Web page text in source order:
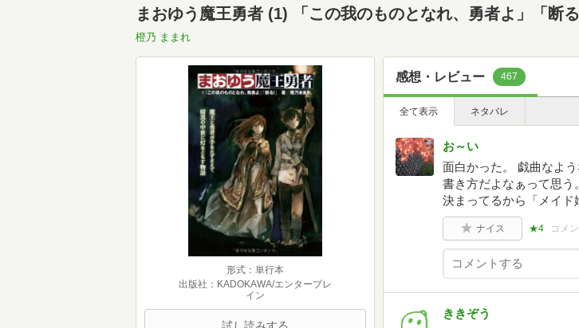
まおゆう魔王勇者 (1) 「この我のものとなれ、勇者よ」「断る
橙乃 ままれ
形式：単行本
出版社：KADOKAWA/エンターブレ
イン
感想・レビュー 467
全て表示 ネタバレ
お～い
面白かった。 戯曲なよ
書き方だよなぁって思
決まってるから「メイ
ナイス ★4 コメ
ききぞう